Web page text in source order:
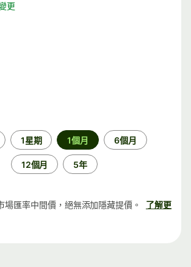
更
1星期 1個月 6個月
12個月 5年
場匯率中間價，絕無添加隱藏提價。
了解更